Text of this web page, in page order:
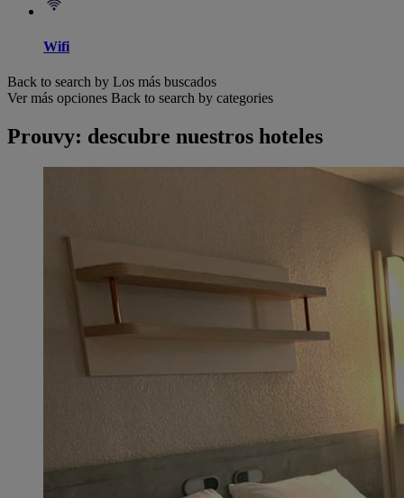
Wifi
Back to search by Los más buscados
Ver más opciones Back to search by categories
Prouvy: descubre nuestros hoteles